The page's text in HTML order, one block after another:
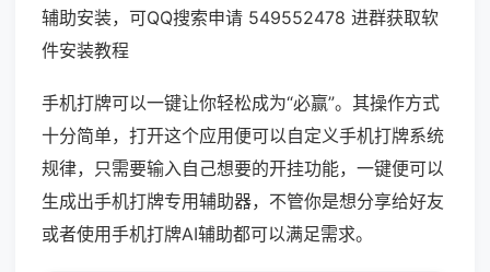
辅助安装，可QQ搜索申请 549552478 进群获取软
件安装教程
手机打牌可以一键让你轻松成为“必赢”。其操作方式
十分简单，打开这个应用便可以自定义手机打牌系统
规律，只需要输入自己想要的开挂功能，一键便可以
生成出手机打牌专用辅助器，不管你是想分享给好友
或者使用手机打牌AI辅助都可以满足需求。